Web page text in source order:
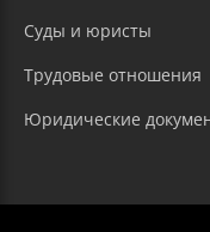
Суды и юристы
Трудовые отношения
Юридические